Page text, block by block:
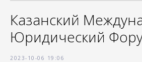
Казанский
Юридический
2023-10-06 19:06